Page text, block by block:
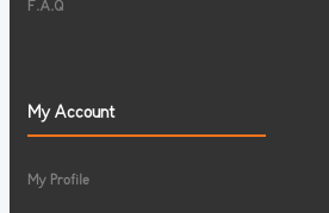
F.A.Q
My Account
My Profile